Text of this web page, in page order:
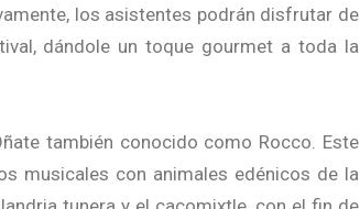
los asistentes podrán disfrutar de
dándole un toque gourmet a toda la
también conocido como Rocco. Este
musicales con animales edénicos de la